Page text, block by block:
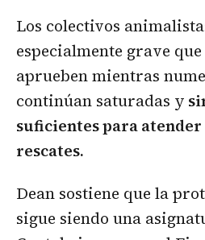
Los colectivos
especialmente grave que
aprueben mientras
continúan saturadas y
suficientes para atender
rescates.
Dean sostiene que la
sigue siendo una